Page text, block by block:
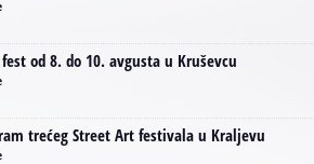
od 8. do 10. avgusta u Kruševcu
trećeg Street Art festivala u Kraljevu